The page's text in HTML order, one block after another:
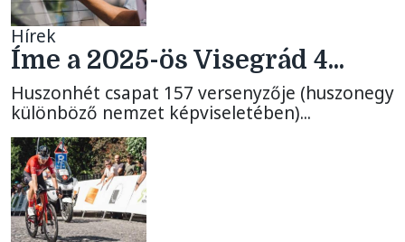
Hírek
Íme a 2025-ös Visegrád 4...
Huszonhét csapat 157 versenyzője (huszonegy
különböző nemzet képviseletében)...